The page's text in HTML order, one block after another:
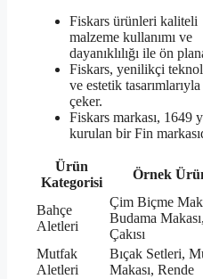
Fiskars ürünleri kaliteli
malzeme kullanımı ve
dayanıklılığı ile ön
Fiskars, yenilikçi
ve estetik
çeker.
Fiskars markası, 1649
kurulan bir Fin
Ürün
Kategorisi
Örnek
Bahçe
Aletleri
Çim Biçme
Budama
Çakısı
Mutfak
Aletleri
Bıçak Setleri,
Makası, Rende